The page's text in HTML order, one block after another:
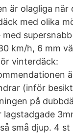
är olagliga när
med olika
km/h, 6 mm
vinterdäck:
(inför
på
lagstadgade
små djup. 4 st